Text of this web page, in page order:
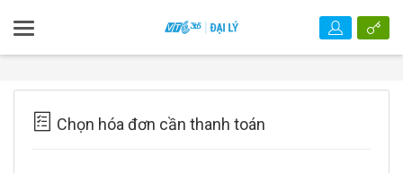
Chọn hóa đơn cần thanh toán